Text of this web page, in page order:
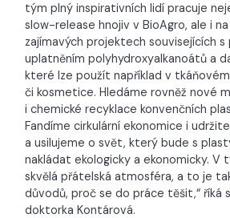
tým plný inspirativních lidí pracuje
slow-release hnojiv v BioAgro, ale i
zajímavých projektech souvisejících s
uplatněním polyhydroxyalkanoátů a
které lze použít například v
či kosmetice. Hledáme rovněž nové
i chemické recyklace konvenčních
Fandíme cirkulární ekonomice i
a usilujeme o svět, který bude s
nakládat ekologicky a ekonomicky. V
skvělá přátelská atmosféra, a to je
důvodů, proč se do práce těšit,“ říká
doktorka Kontárová.